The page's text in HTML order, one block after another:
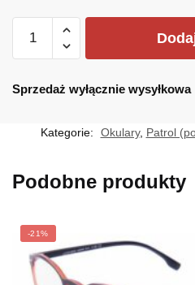
PP-
Sprzedaż wyłącznie wysyłkowa
Kategorie: Okulary, Patrol
Podobne produkty
-21%